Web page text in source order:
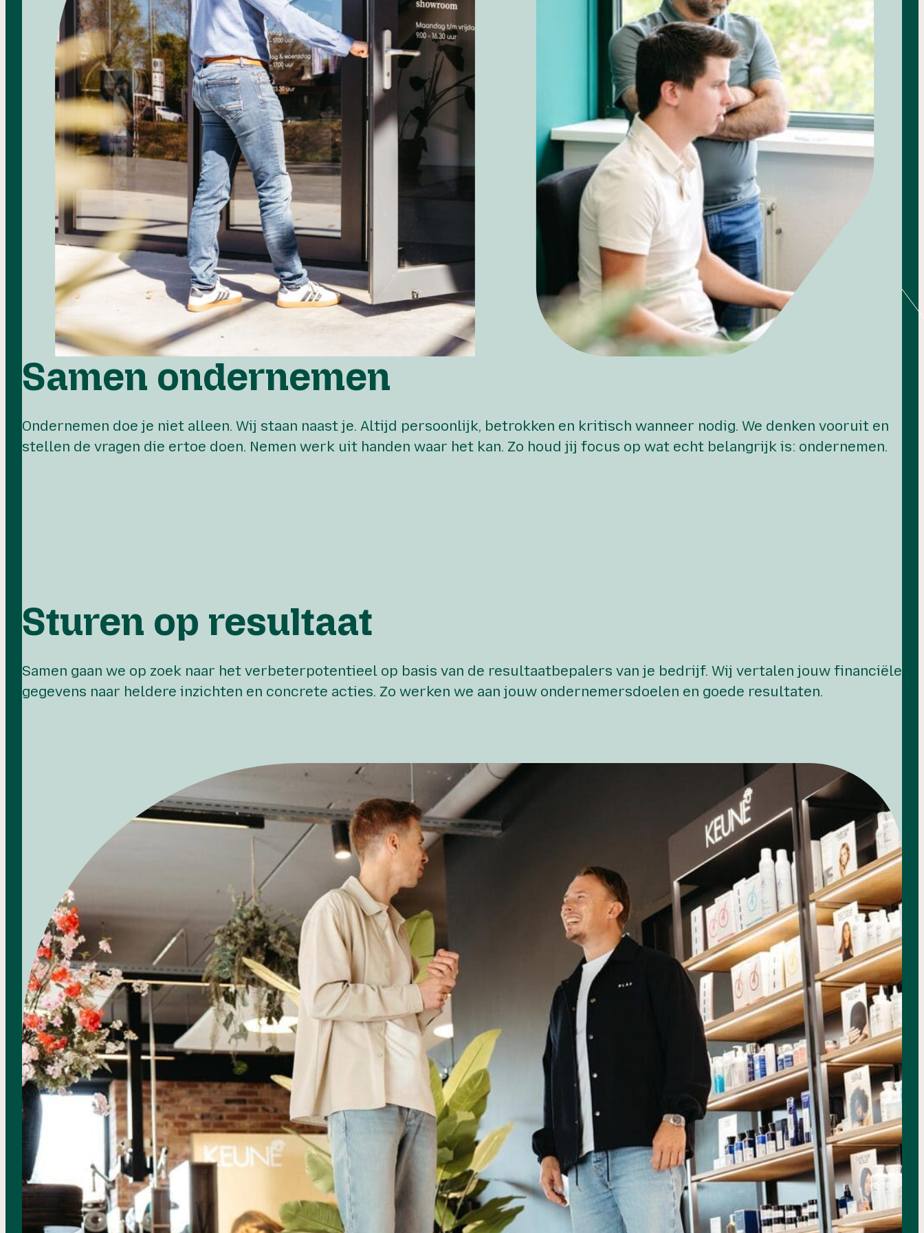
Eindelijk een accountant die écht
met je meedenkt.
Samen ondernemen
Ondernemen doe je niet alleen. Wij staan naast je. Altijd persoonlijk, betrokken en kritisch wanneer nodig. We denken vooruit en
stellen de vragen die ertoe doen. Nemen werk uit handen waar het kan. Zo houd jij focus op wat echt belangrijk is: ondernemen.
Sturen op resultaat
Samen gaan we op zoek naar het verbeterpotentieel op basis van de resultaatbepalers van je bedrijf. Wij vertalen jouw financiële
gegevens naar heldere inzichten en concrete acties. Zo werken we aan jouw ondernemersdoelen en goede resultaten.